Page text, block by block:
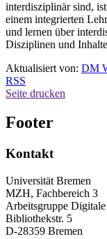
interdisziplinär sind,
einem integrierten
und lernen über
Disziplinen und
Aktualisiert von: DM
RSS
Seite drucken
Footer
Kontakt
Universität Bremen
MZH, Fachbereich 3
Arbeitsgruppe
Bibliothekstr. 5
D-28359 Bremen